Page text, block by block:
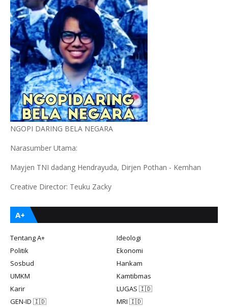
NGOPI DARING BELA NEGARA
Narasumber Utama:
Mayjen TNI dadang Hendrayuda, Dirjen Pothan - Kemhan
Creative Director: Teuku Zacky
A+
Tentang A+
Ideologi
Politik
Ekonomi
Sosbud
Hankam
UMKM
Kamtibmas
Karir
LUGAS 🇮🇩
GEN-ID 🇮🇩
MRI 🇮🇩